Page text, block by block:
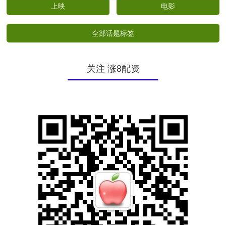
上映 电影
全部话题标签
关注 涨8配资